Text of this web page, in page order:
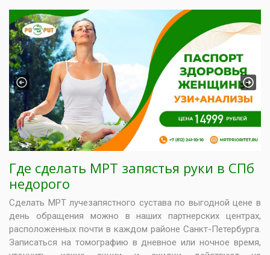
Previous Next
Где сделать МРТ запястья руки в СПб
недорого
Сделать МРТ лучезапястного сустава по выгодной цене в
день обращения можно в наших партнерских центрах,
расположенных почти в каждом районе Санкт-Петербурга.
Записаться на томографию в дневное или ночное время,